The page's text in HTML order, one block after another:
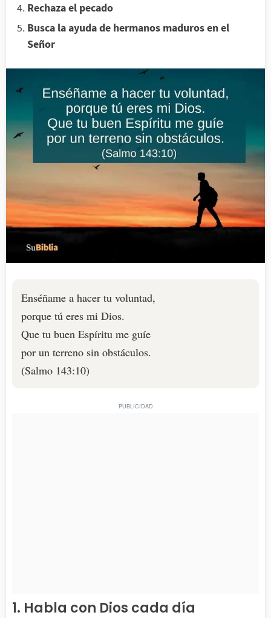
Rechaza el pecado
Busca la ayuda de hermanos maduros en el
Señor
Enséñame a hacer tu voluntad,
porque tú eres mi Dios.
Que tu buen Espíritu me guíe
por un terreno sin obstáculos.
(Salmo 143:10)
1. Habla con Dios cada día